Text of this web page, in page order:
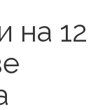
на 12